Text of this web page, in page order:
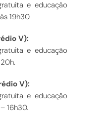
e educação
19h30.
V):
e educação
V):
e educação
16h30.